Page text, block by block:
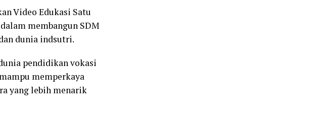
Video Edukasi Satu
membangun SDM
dunia indsutri.
pendidikan vokasi
memperkaya
yang lebih menarik